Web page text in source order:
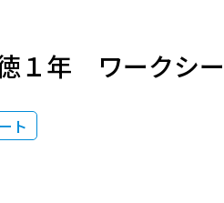
１年 ワークシ
ト